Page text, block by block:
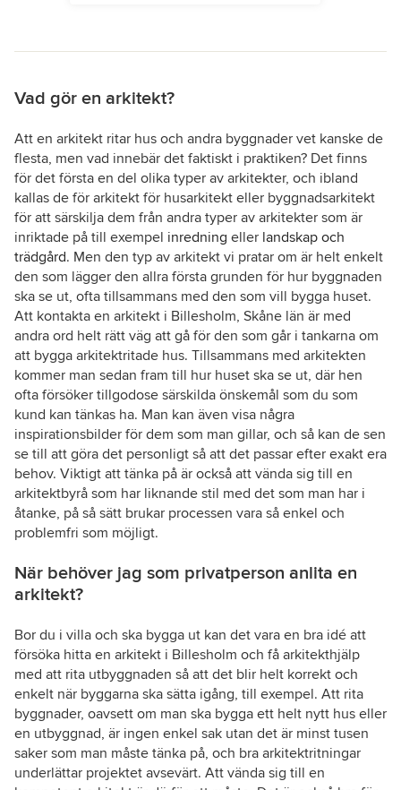
Vad gör en arkitekt?
Att en arkitekt ritar hus och andra byggnader vet kanske de
flesta, men vad innebär det faktiskt i praktiken? Det finns
för det första en del olika typer av arkitekter, och ibland
kallas de för arkitekt för husarkitekt eller byggnadsarkitekt
för att särskilja dem från andra typer av arkitekter som är
inriktade på till exempel inredning eller landskap och
trädgård. Men den typ av arkitekt vi pratar om är helt enkelt
den som lägger den allra första grunden för hur byggnaden
ska se ut, ofta tillsammans med den som vill bygga huset.
Att kontakta en arkitekt i Billesholm, Skåne län är med
andra ord helt rätt väg att gå för den som går i tankarna om
att bygga arkitektritade hus. Tillsammans med arkitekten
kommer man sedan fram till hur huset ska se ut, där hen
ofta försöker tillgodose särskilda önskemål som du som
kund kan tänkas ha. Man kan även visa några
inspirationsbilder för dem som man gillar, och så kan de sen
se till att göra det personligt så att det passar efter exakt era
behov. Viktigt att tänka på är också att vända sig till en
arkitektbyrå som har liknande stil med det som man har i
åtanke, på så sätt brukar processen vara så enkel och
problemfri som möjligt.
När behöver jag som privatperson anlita en
arkitekt?
Bor du i villa och ska bygga ut kan det vara en bra idé att
försöka hitta en arkitekt i Billesholm och få arkitekthjälp
med att rita utbyggnaden så att det blir helt korrekt och
enkelt när byggarna ska sätta igång, till exempel. Att rita
byggnader, oavsett om man ska bygga ett helt nytt hus eller
en utbyggnad, är ingen enkel sak utan det är minst tusen
saker som man måste tänka på, och bra arkitektritningar
underlättar projektet avsevärt. Att vända sig till en